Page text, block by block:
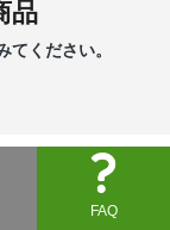
品
ください。
FAQ